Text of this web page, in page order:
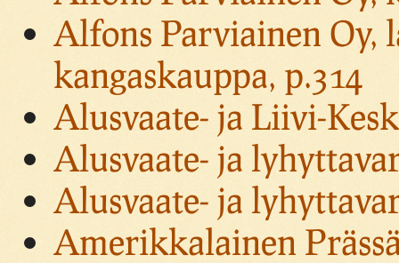
Alfons Parviainen Oy,
kangaskauppa, p.314
Alusvaate- ja Liivi-
Alusvaate- ja
Alusvaate- ja
Amerikkalainen